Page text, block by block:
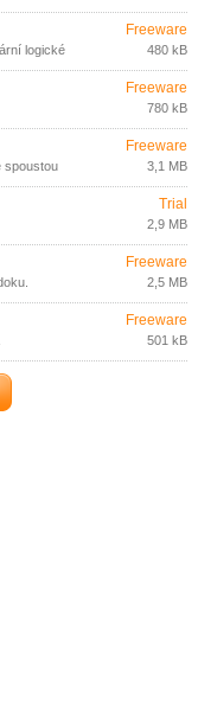
logické
Freeware
480 kB
Freeware
780 kB
spoustou
Freeware
3,1 MB
Trial
2,9 MB
Freeware
2,5 MB
Freeware
501 kB